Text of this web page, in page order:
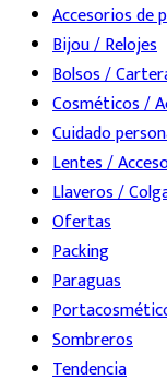
Accesorios de
Bijou / Relojes
Bolsos /
Cosméticos /
Cuidado
Lentes /
Llaveros /
Ofertas
Packing
Paraguas
Sombreros
Tendencia